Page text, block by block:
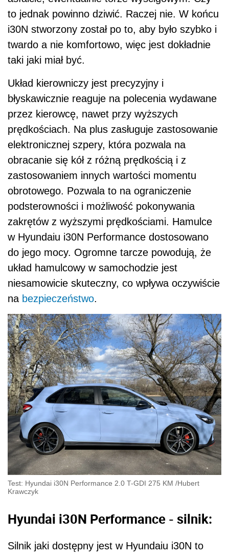
to jednak powinno dziwić. Raczej nie. W końcu
i30N stworzony został po to, aby było szybko i
twardo a nie komfortowo, więc jest dokładnie
taki jaki miał być.
Układ kierowniczy jest precyzyjny i
błyskawicznie reaguje na polecenia wydawane
przez kierowcę, nawet przy wyższych
prędkościach. Na plus zasługuje zastosowanie
elektronicznej szpery, która pozwala na
obracanie się kół z różną prędkością i z
zastosowaniem innych wartości momentu
obrotowego. Pozwala to na ograniczenie
podsterowności i możliwość pokonywania
zakrętów z wyższymi prędkościami. Hamulce
w Hyundaiu i30N Performance dostosowano
do jego mocy. Ogromne tarcze powodują, że
układ hamulcowy w samochodzie jest
niesamowicie skuteczny, co wpływa oczywiście
na bezpieczeństwo.
Test: Hyundai i30N Performance 2.0 T-GDI 275 KM /Hubert
Krawczyk
Hyundai i30N Performance - silnik:
Silnik jaki dostępny jest w Hyundaiu i30N to